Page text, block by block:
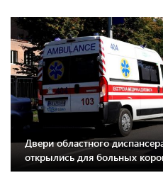
Двери областного
открылись для больных